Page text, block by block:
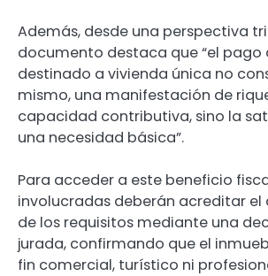
Además, desde una perspectiva
documento destaca que “el pago
destinado a vivienda única no
mismo, una manifestación de
capacidad contributiva, sino la
una necesidad básica”.
Para acceder a este beneficio
involucradas deberán acreditar
de los requisitos mediante una
jurada, confirmando que el
fin comercial, turístico ni